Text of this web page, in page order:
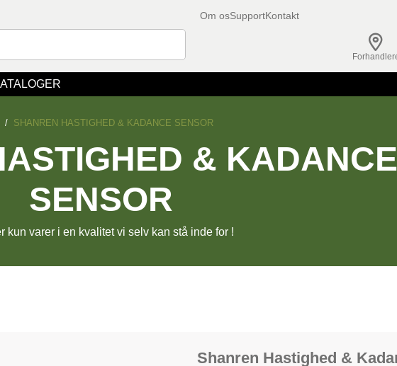
Om osSupportKontakt
/ SHANREN HASTIGHED & KADANCE SENSOR
& KADANCE
SENSOR
kun varer i en kvalitet vi selv kan stå inde for !
Shanren Hastighed &